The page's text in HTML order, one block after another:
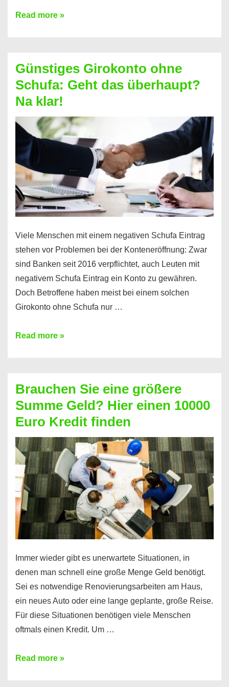
Kredit
dabei
profitieren
–
So
funktioniert’s
Read more »
Günstiges Girokonto ohne
Schufa: Geht das überhaupt?
Na klar!
Viele Menschen mit einem negativen Schufa Eintrag
stehen vor Problemen bei der Konteneröffnung: Zwar
sind Banken seit 2016 verpflichtet, auch Leuten mit
negativem Schufa Eintrag ein Konto zu gewähren.
Doch Betroffene haben meist bei einem solchen
Girokonto ohne Schufa nur …
Günstiges
Geht
das
überhaupt?
Na
klar!
Read more »
Brauchen Sie eine größere
Summe Geld? Hier einen 10000
Euro Kredit finden
Immer wieder gibt es unerwartete Situationen, in
denen man schnell eine große Menge Geld benötigt.
Sei es notwendige Renovierungsarbeiten am Haus,
ein neues Auto oder eine lange geplante, große Reise.
Für diese Situationen benötigen viele Menschen
oftmals einen Kredit. Um …
Brauchen
Read more »